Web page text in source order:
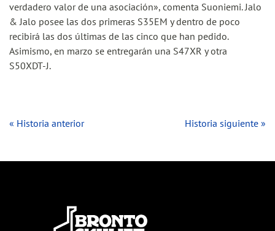
verdadero valor de una asociación», comenta Suoniemi. Jalo
& Jalo posee las dos primeras S35EM y dentro de poco
recibirá las dos últimas de las cinco que han pedido.
Asimismo, en marzo se entregarán una S47XR y otra
S50XDT-J.
« Historia anterior Historia siguiente »